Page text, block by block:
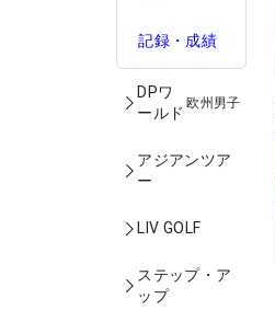
記録・成績
DPワ
ールド
欧州男子
アジアンツア
ー
LIV GOLF
ステップ・ア
ップ